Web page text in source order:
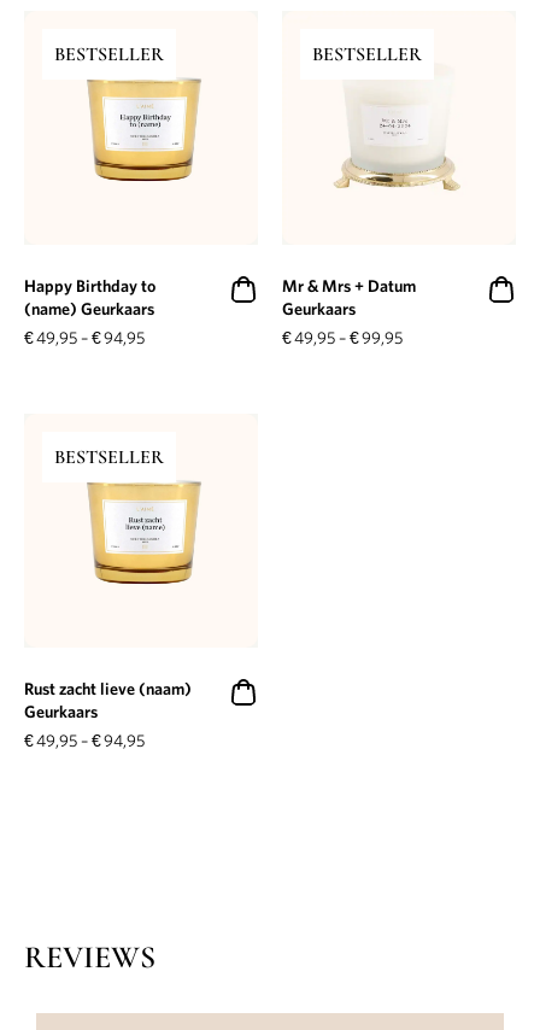
BESTSELLER
Happy Birthday to
(name) Geurkaars
€49,95–€94,95
BESTSELLER
Mr & Mrs + Datum
Geurkaars
€49,95–€99,95
BESTSELLER
Rust zacht lieve (naam)
Geurkaars
€49,95–€94,95
REVIEWS